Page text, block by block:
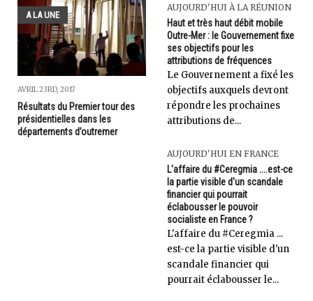
A LA UNE
AVRIL 23RD, 2017
Résultats du Premier tour des
présidentielles dans les
départements d’outremer
AUJOURD'HUI À LA RÉUNION
Haut et très haut débit mobile
Outre-Mer : le Gouvernement fixe
ses objectifs pour les
attributions de fréquences
Le Gouvernement a fixé les
objectifs auxquels devront
répondre les prochaines
attributions de...
AUJOURD'HUI EN FRANCE
L'affaire du #Ceregmia ....est-ce
la partie visible d'un scandale
financier qui pourrait
éclabousser le pouvoir
socialiste en France ?
L'affaire du #Ceregmia ...
est-ce la partie visible d'un
scandale financier qui
pourrait éclabousser le...